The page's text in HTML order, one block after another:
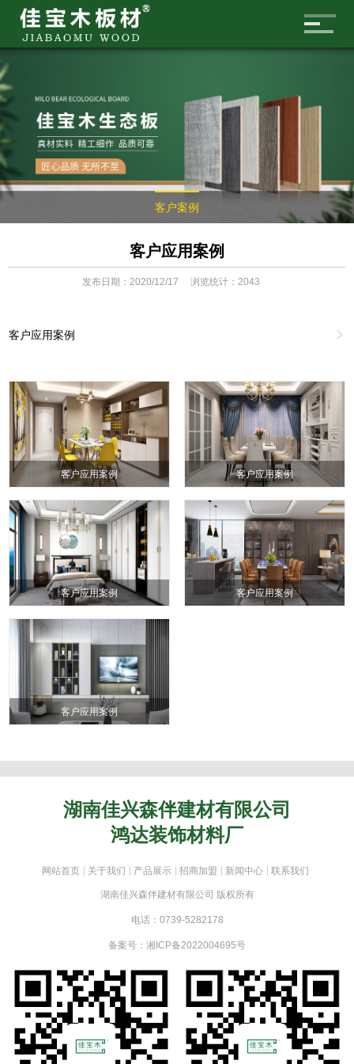
客户案例
客户应用案例
发布日期：2020/12/17 浏览统计：2043
客户应用案例 
客户应用案例 客户应用案例
客户应用案例 客户应用案例
客户应用案例
湖南佳兴森伴建材有限公司
鸿达装饰材料厂
网站首页 关于我们 产品展示 招商加盟 新闻中心 联系我们
湖南佳兴森伴建材有限公司 版权所有
电话：0739-5282178
备案号： 湘ICP备2022004695号